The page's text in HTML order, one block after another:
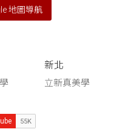
地圖導航
新北
立新真美學